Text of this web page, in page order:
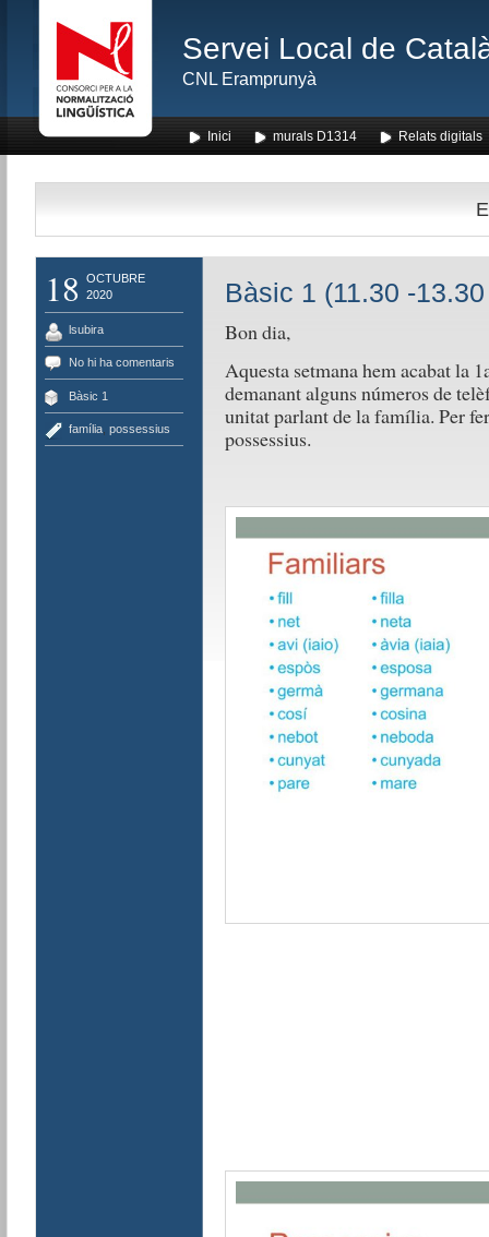
Servei Local de
CNL Eramprunyà
Inici murals D1314 Relats digitals
18
OCTUBRE
2020
lsubira
No hi ha comentaris
Bàsic 1
família, possessius
Bàsic 1 (11.30 -
Bon dia,
Aquesta setmana hem acabat la
demanant alguns números de
unitat parlant de la família. Per
possessius.